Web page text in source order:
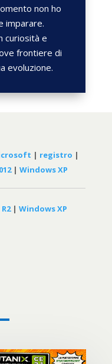
non ho
imparare.
curiosità e
frontiere di
evoluzione.
| registro |
| Windows XP
| Windows XP